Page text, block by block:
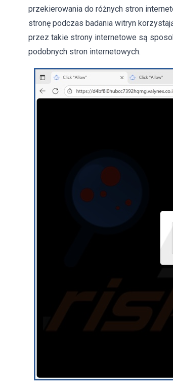
przekierowania do różnych stron
stronę podczas badania witryn
przez takie strony internetowe są
podobnych stron internetowych.